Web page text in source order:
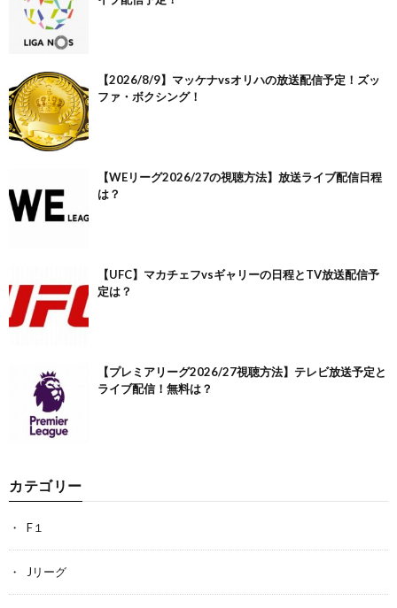
【2026/8/9】マッケナvsオリハの放送配信予定！ズッ
ファ・ボクシング！
【WEリーグ2026/27の視聴方法】放送ライブ配信日程
は？
【UFC】マカチェフvsギャリーの日程とTV放送配信予
定は？
【プレミアリーグ2026/27視聴方法】テレビ放送予定と
ライブ配信！無料は？
カテゴリー
F１
Jリーグ